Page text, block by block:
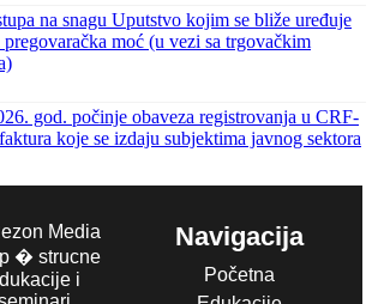
na snagu Uputstvo kojim se bliže uređuje
pregovaračka moć (u vezi sa trgovačkim
god. počinje obaveza registrovanja u CRF-
koje se izdaju subjektima javnog sektora
Navigacija
Početna